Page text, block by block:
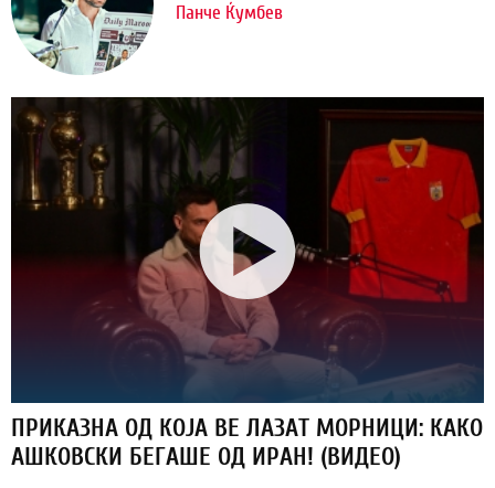
Панче Ќумбев
ПРИКАЗНА ОД КОЈА ВЕ ЛАЗАТ МОРНИЦИ: КАКО
АШКОВСКИ БЕГАШЕ ОД ИРАН! (ВИДЕО)